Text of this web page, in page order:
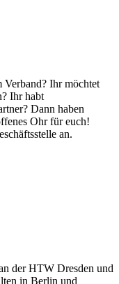
Verband? Ihr möchtet
Ihr habt
Dann haben
Ohr für euch!
an.
der HTW Dresden und
in Berlin und